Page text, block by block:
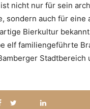
nicht nur für sein
sondern auch für eine
Bierkultur
elf familiengeführte
Stadtbereich